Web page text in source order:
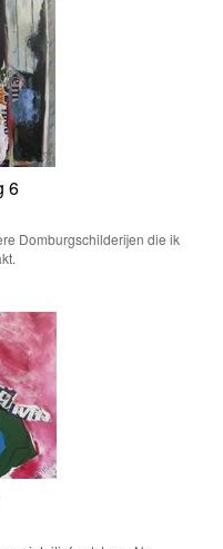
6
Domburgschilderijen die ik